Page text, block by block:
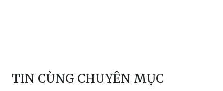
TIN CÙNG CHUYÊN MỤC